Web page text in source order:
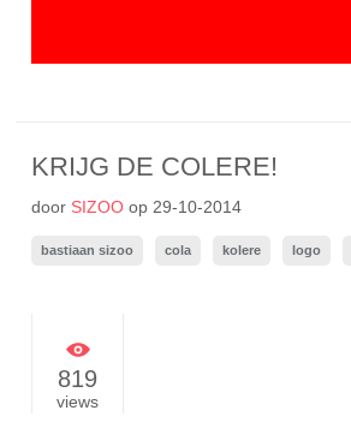
KRIJG DE COLERE!
door SIZOO op 29-10-2014
bastiaan sizoo cola kolere logo
819
views